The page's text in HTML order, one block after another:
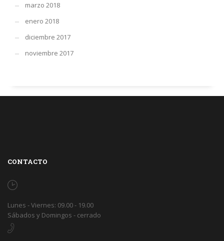
marzo 2018
enero 2018
diciembre 2017
noviembre 2017
CONTACTO
Lunes - Viernes: 09.00 - 19.00
Sábados y Domingos - cerrado